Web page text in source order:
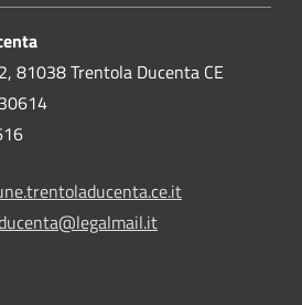
81038 Trentola Ducenta CE